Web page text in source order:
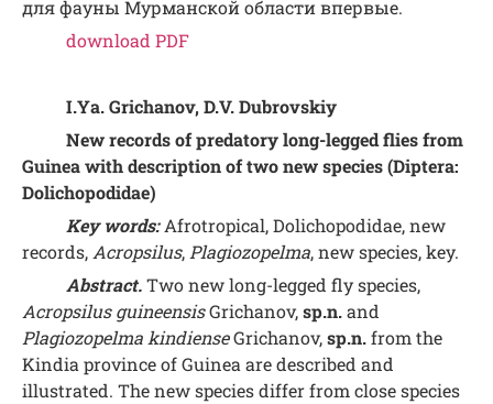
для фауны Мурманской области впервые.
download PDF
I.Ya. Grichanov, D.V. Dubrovskiy
New records of predatory long-legged flies from
Guinea with description of two new species (Diptera:
Dolichopodidae)
Key words:Afrotropical, Dolichopodidae, new
records, Acropsilus, Plagiozopelma, new species, key.
Abstract.Two new long-legged fly species,
Acropsilus guineensisGrichanov,sp.n.and
Plagiozopelma kindienseGrichanov,sp.n.from the
Kindia province of Guinea are described and
illustrated. The new species differ from close species